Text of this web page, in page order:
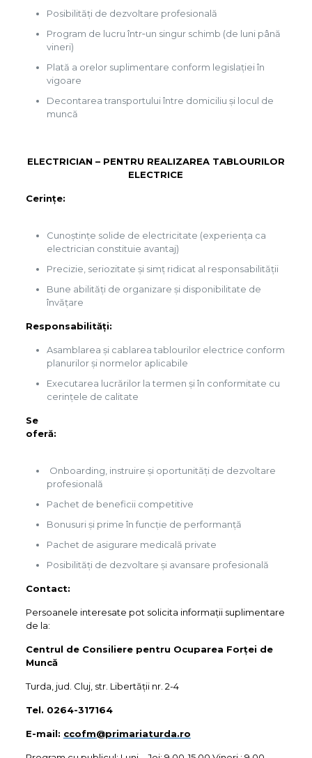
Posibilități de dezvoltare profesională
Program de lucru într‑un singur schimb (de luni până
vineri)
Plată a orelor suplimentare conform legislației în
vigoare
Decontarea transportului între domiciliu și locul de
muncă
ELECTRICIAN – PENTRU REALIZAREA TABLOURILOR
ELECTRICE
Cunoștințe solide de electricitate (experiența ca
electrician constituie avantaj)
Precizie, seriozitate și simț ridicat al responsabilității
Bune abilități de organizare și disponibilitate de
învățare
Asamblarea și cablarea tablourilor electrice conform
planurilor și normelor aplicabile
Executarea lucrărilor la termen și în conformitate cu
cerințele de calitate
Se
Onboarding, instruire și oportunități de dezvoltare
profesională
Pachet de beneficii competitive
Bonusuri și prime în funcție de performanță
Pachet de asigurare medicală private
Posibilități de dezvoltare și avansare profesională
Contact:
Persoanele interesate pot solicita informaţii suplimentare
de la:
Centrul de Consiliere pentru Ocuparea Forţei de
Muncă
Turda, jud. Cluj, str. Libertăţii nr. 2-4
Tel. 0264-317164
E-mail: ccofm@primariaturda.ro